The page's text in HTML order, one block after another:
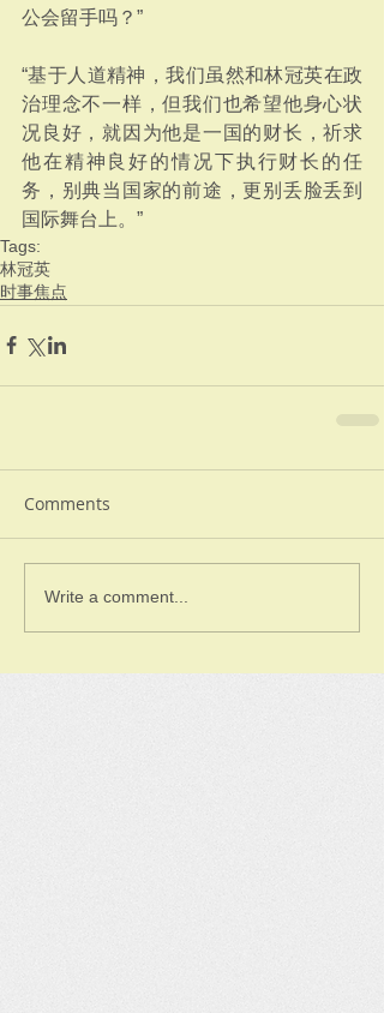
公会留手吗？”
“基于人道精神，我们虽然和林冠英在政
治理念不一样，但我们也希望他身心状
况良好，就因为他是一国的财长，祈求
他在精神良好的情况下执行财长的任
务，别典当国家的前途，更别丢脸丢到
国际舞台上。”
Tags:
林冠英
时事焦点
Comments
Write a comment...